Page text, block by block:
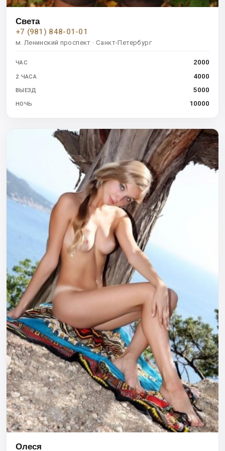
Света
+7 (981) 848-01-01
м. Ленинский проспект · Санкт-Петербург
ЧАС 2000
2 ЧАСА 4000
ВЫЕЗД 5000
НОЧЬ 10000
Олеся